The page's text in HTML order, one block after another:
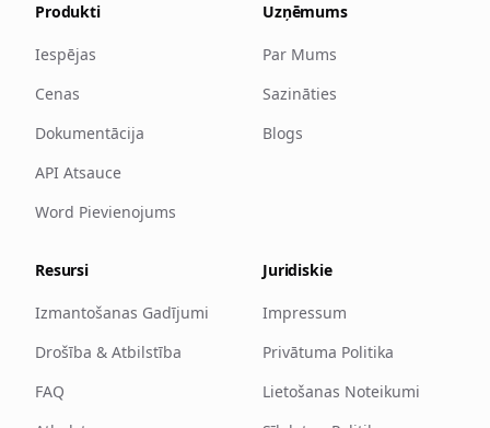
Produkti
Iespējas
Cenas
Dokumentācija
API Atsauce
Word Pievienojums
Uzņēmums
Par Mums
Sazināties
Blogs
Resursi
Izmantošanas Gadījumi
Drošība & Atbilstība
FAQ
Juridiskie
Impressum
Privātuma Politika
Lietošanas Noteikumi